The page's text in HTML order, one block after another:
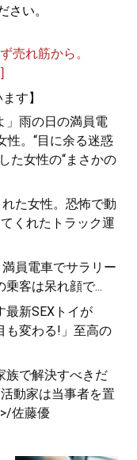
さい。
売れ筋から。
す】
雨の日の満員電
性。“目に余る迷惑
た女性の“まさかの
た女性。恐怖で動
くれたトラック運
員電車でサラリー
客は呆れ顔で...
新SEXトイが
も変わる!」至高の
で解決すべきだ
動家は当事者を置
佐藤優